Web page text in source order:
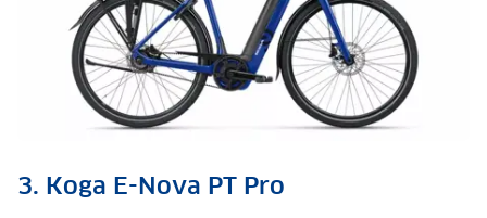
3. Koga E-Nova PT Pro